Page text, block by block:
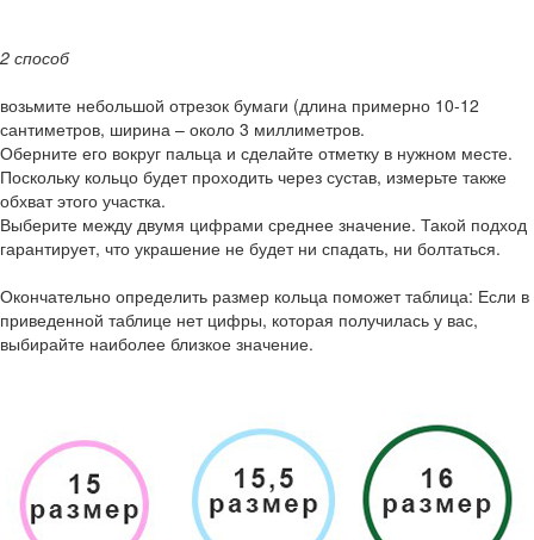
2 способ
возьмите небольшой отрезок бумаги (длина примерно 10-12
сантиметров, ширина – около 3 миллиметров.
Оберните его вокруг пальца и сделайте отметку в нужном месте.
Поскольку кольцо будет проходить через сустав, измерьте также
обхват этого участка.
Выберите между двумя цифрами среднее значение. Такой подход
гарантирует, что украшение не будет ни спадать, ни болтаться.
Окончательно определить размер кольца поможет таблица: Если в
приведенной таблице нет цифры, которая получилась у вас,
выбирайте наиболее близкое значение.